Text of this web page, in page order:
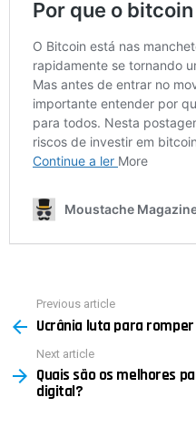
more
Previous article
Ucrânia luta para
Next article
Quais são os melhores
digital?